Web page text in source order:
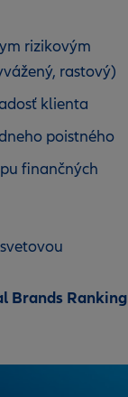
rizikovým
rastový)
klienta
poistného
finančných
Brands Ranking